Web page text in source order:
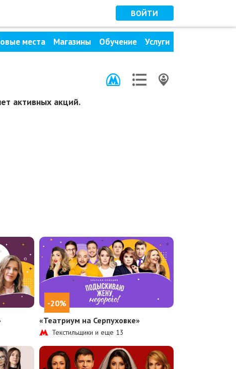
ВОЙТИ
места Магазины Обучение Услуги
активных акций.
-20%
«Театриум на Серпуховке»
Текстильщики и еще 13